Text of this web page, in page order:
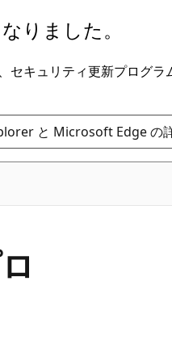
りました。
キュリティ更新プログラ
と Microsoft Edge の